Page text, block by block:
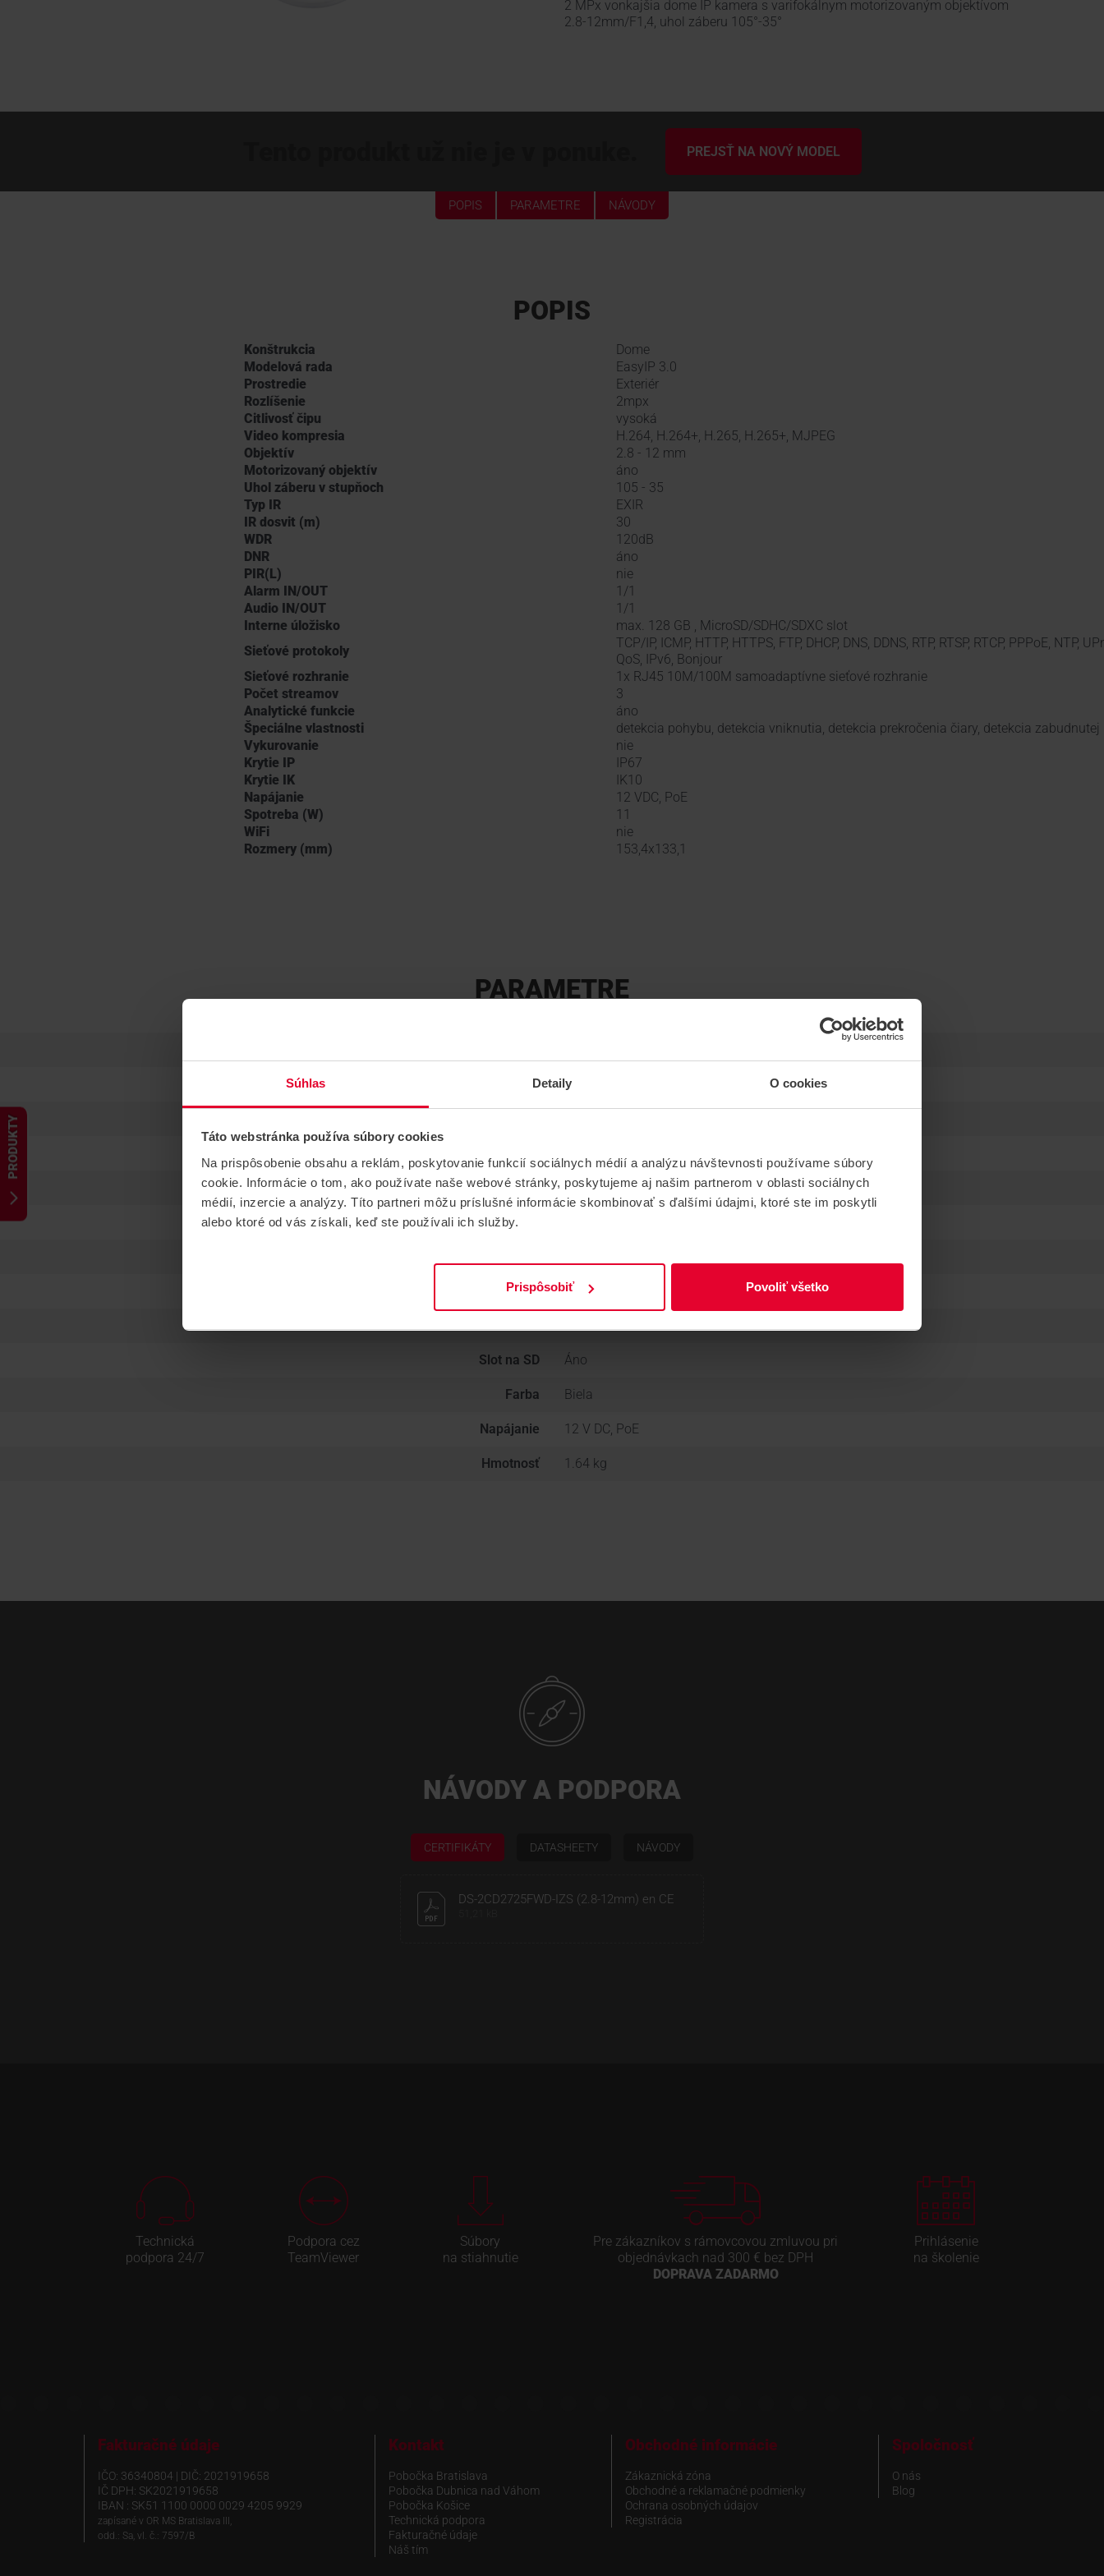
Súhlas Detaily O cookies
Táto webstránka používa súbory cookies
Na prispôsobenie obsahu a reklám, poskytovanie funkcií sociálnych médií a analýzu návštevnosti používame súbory
cookie. Informácie o tom, ako používate naše webové stránky, poskytujeme aj našim partnerom v oblasti sociálnych
médií, inzercie a analýzy. Títo partneri môžu príslušné informácie skombinovať s ďalšími údajmi, ktoré ste im poskytli
alebo ktoré od vás získali, keď ste používali ich služby.
Prispôsobiť Povoliť všetko
PRODUKTY
2 MPx vonkajšia dome IP kamera s varifokálnym motorizovaným objektívom
2.8-12mm/F1,4, uhol záberu 105°-35°
PREJSŤ NA NOVÝ MODEL
POPIS PARAMETRE NÁVODY
POPIS
Konštrukcia
Dome
Modelová rada
EasyIP 3.0
Prostredie
Exteriér
Rozlíšenie
2mpx
Citlivosť čipu
vysoká
Video kompresia
H.264, H.264+, H.265, H.265+, MJPEG
Objektív
2.8 - 12 mm
Motorizovaný objektív
áno
Uhol záberu v stupňoch
105 - 35
Typ IR
EXIR
IR dosvit (m)
30
WDR
120dB
DNR
áno
PIR(L)
nie
Alarm IN/OUT
1/1
Audio IN/OUT
1/1
Interne úložisko
max. 128 GB , MicroSD/SDHC/SDXC slot
Sieťové protokoly
TCP/IP, ICMP, HTTP, HTTPS, FTP, DHCP, DNS, DDNS, RTP, RTSP, RTCP, PPPoE, NTP,
QoS, IPv6, Bonjour
Sieťové rozhranie
1x RJ45 10M/100M samoadaptívne sieťové rozhranie
Počet streamov
3
Analytické funkcie
áno
Špeciálne vlastnosti
detekcia pohybu, detekcia vniknutia, detekcia prekročenia čiary, detekcia
Vykurovanie
nie
Krytie IP
IP67
Krytie IK
IK10
Napájanie
12 VDC, PoE
Spotreba (W)
11
WiFi
nie
Rozmery (mm)
153,4x133,1
PARAMETRE
Tvar Dome
Prísvit typ IR
Prísvit (m)
Alarm IN/OUT 1/1
Audio Áno
Slot na SD Áno
Farba Biela
Napájanie 12 V DC, PoE
Hmotnosť 1.64 kg
NÁVODY A PODPORA
CERTIFIKÁTY DATASHEETY NÁVODY
DS-2CD2725FWD-IZS (2.8-12mm) en CE
Technická
podpora 24/7
Podpora cez
TeamViewer
Súbory
na stiahnutie
Pre zákazníkov s rámovcovou zmluvou pri
objednávkach nad 300 € bez DPH
DOPRAVA ZADARMO
Prihlásenie
na školenie
Fakturačné údaje
IČO: 36340804 | DIČ: 2021919658
IČ DPH: SK2021919658
IBAN : SK51 1100 0000 0029 4205 9929
zapísané v OR MS Bratislava III,
odd.: Sa, vl. č.: 7597/B
Kontakt
Pobočka Bratislava
Pobočka Dubnica nad Váhom
Pobočka Košice
Technická podpora
Fakturačné údaje
Náš tím
Obchodné informácie
Zákaznická zóna
Obchodné a reklamačné podmienky
Ochrana osobných údajov
Registrácia
Spoločnosť
O nás
Blog